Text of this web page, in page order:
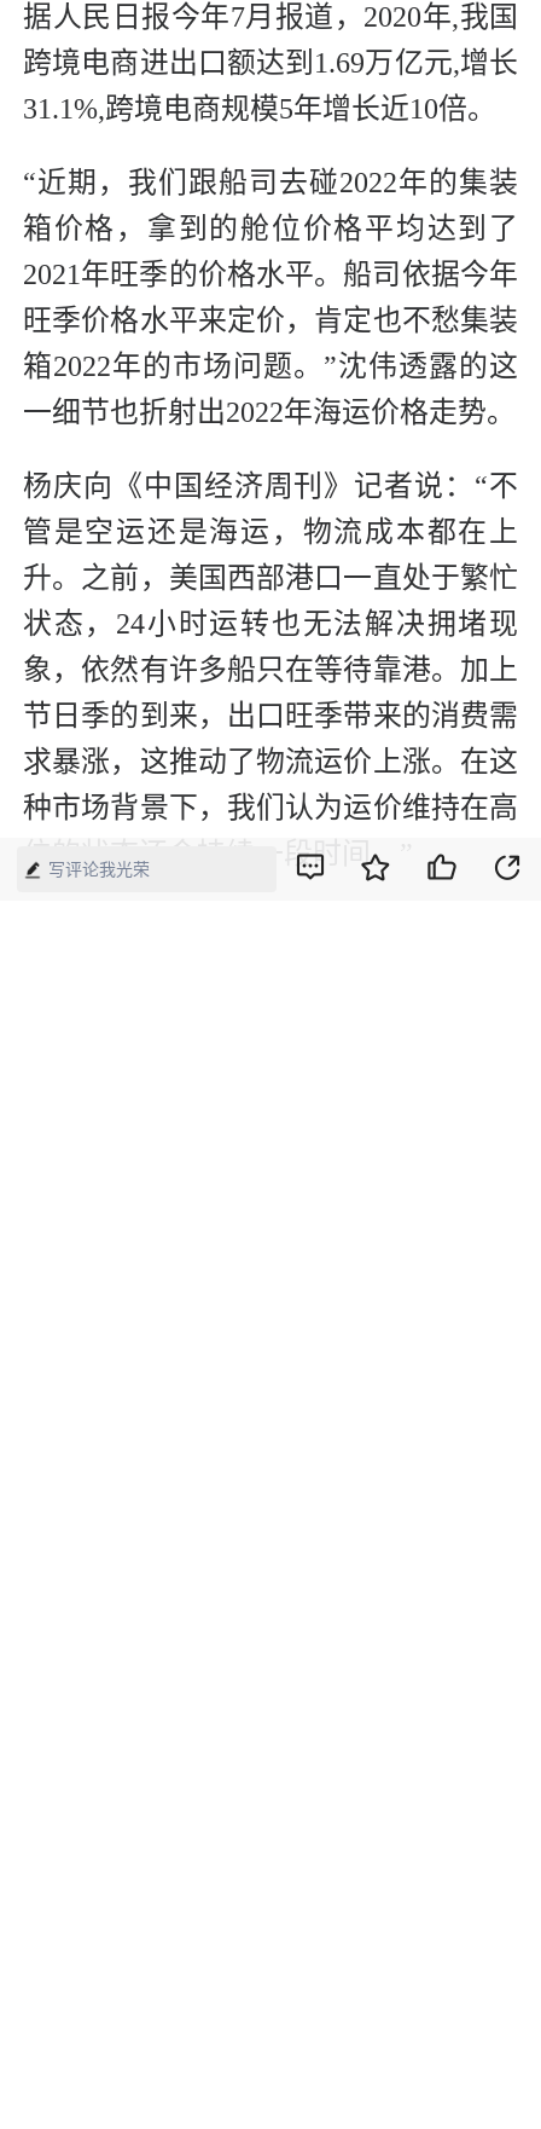
据人民日报今年7月报道，2020年,我国
跨境电商进出口额达到1.69万亿元,增长
31.1%,跨境电商规模5年增长近10倍。
“近期，我们跟船司去碰2022年的集装
箱价格，拿到的舱位价格平均达到了
2021年旺季的价格水平。船司依据今年
旺季价格水平来定价，肯定也不愁集装
箱2022年的市场问题。”沈伟透露的这
一细节也折射出2022年海运价格走势。
杨庆向《中国经济周刊》记者说：“不
管是空运还是海运，物流成本都在上
升。之前，美国西部港口一直处于繁忙
状态，24小时运转也无法解决拥堵现
象，依然有许多船只在等待靠港。加上
节日季的到来，出口旺季带来的消费需
求暴涨，这推动了物流运价上涨。在这
种市场背景下，我们认为运价维持在高
位的状态还会持续一段时间。”
写评论我光荣